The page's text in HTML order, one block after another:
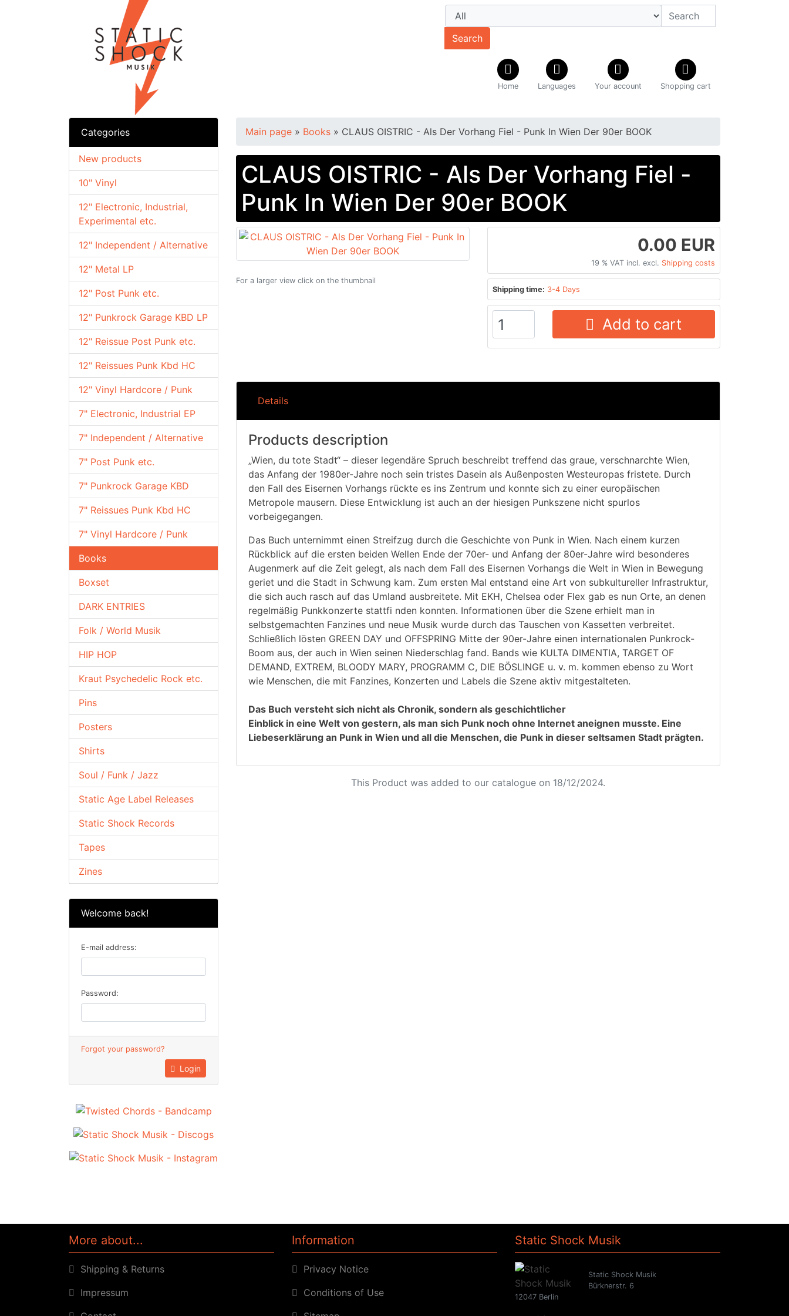
Search
Home Languages Your account Shopping cart
Categories
10" Vinyl
12" Electronic, Industrial,
Experimental etc.
12" Independent / Alternative
12" Metal LP
12" Post Punk etc.
12" Punkrock Garage KBD LP
12" Reissue Post Punk etc.
12" Reissues Punk Kbd HC
12" Vinyl Hardcore / Punk
7" Electronic, Industrial EP
7" Independent / Alternative
7" Post Punk etc.
7" Punkrock Garage KBD
7" Reissues Punk Kbd HC
7" Vinyl Hardcore / Punk
Books
Boxset
DARK ENTRIES
Folk / World Musik
HIP HOP
Kraut Psychedelic Rock etc.
Pins
Posters
Shirts
Soul / Funk / Jazz
Static Age Label Releases
Static Shock Records
Tapes
Zines
New products
Welcome back!
E-mail address:
Password:
Forgot your password?
Login
Main page » Books » CLAUS OISTRIC - Als Der Vorhang Fiel - Punk In Wien Der 90er BOOK
CLAUS OISTRIC - Als Der Vorhang Fiel -
Punk In Wien Der 90er BOOK
For a larger view click on the thumbnail
0.00 EUR
19 % VAT incl. excl. Shipping costs
Shipping time: 3-4 Days
Add to cart
Details
Products description
„Wien, du tote Stadt“ – dieser legendäre Spruch beschreibt treffend das graue, verschnarchte Wien,
das Anfang der 1980er-Jahre noch sein tristes Dasein als Außenposten Westeuropas fristete. Durch
den Fall des Eisernen Vorhangs rückte es ins Zentrum und konnte sich zu einer europäischen
Metropole mausern. Diese Entwicklung ist auch an der hiesigen Punkszene nicht spurlos
vorbeigegangen.
Das Buch unternimmt einen Streifzug durch die Geschichte von Punk in Wien. Nach einem kurzen
Rückblick auf die ersten beiden Wellen Ende der 70er- und Anfang der 80er-Jahre wird besonderes
Augenmerk auf die Zeit gelegt, als nach dem Fall des Eisernen Vorhangs die Welt in Wien in Bewegung
geriet und die Stadt in Schwung kam. Zum ersten Mal entstand eine Art von subkultureller Infrastruktur,
die sich auch rasch auf das Umland ausbreitete. Mit EKH, Chelsea oder Flex gab es nun Orte, an denen
regelmäßig Punkkonzerte stattfi nden konnten. Informationen über die Szene erhielt man in
selbstgemachten Fanzines und neue Musik wurde durch das Tauschen von Kassetten verbreitet.
Schließlich lösten GREEN DAY und OFFSPRING Mitte der 90er-Jahre einen internationalen Punkrock-
Boom aus, der auch in Wien seinen Niederschlag fand. Bands wie KULTA DIMENTIA, TARGET OF
DEMAND, EXTREM, BLOODY MARY, PROGRAMM C, DIE BÖSLINGE u. v. m. kommen ebenso zu Wort
wie Menschen, die mit Fanzines, Konzerten und Labels die Szene aktiv mitgestalteten.
Das Buch versteht sich nicht als Chronik, sondern als geschichtlicher
Einblick in eine Welt von gestern, als man sich Punk noch ohne Internet aneignen musste. Eine
Liebeserklärung an Punk in Wien und all die Menschen, die Punk in dieser seltsamen Stadt prägten.
This Product was added to our catalogue on 18/12/2024.
More about...
Shipping & Returns
Impressum
Information
Privacy Notice
Conditions of Use
Static Shock Musik
Static Shock Musik
Bürknerstr. 6
12047 Berlin